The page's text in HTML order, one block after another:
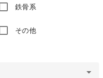
鉄骨系
その他